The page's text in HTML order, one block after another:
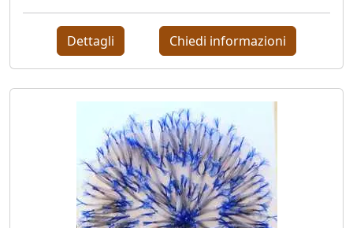
Nilo
Cabai
Alessandro
Cadamuro
Giancarlo
Caneva
Dettagli Chiedi informazioni